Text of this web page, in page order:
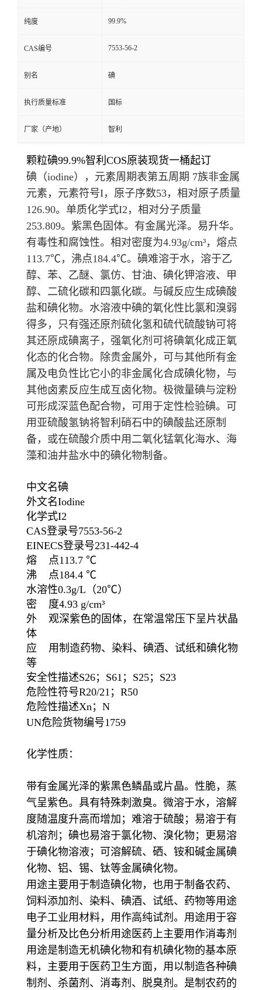
纯度 99.9%
CAS编号 7553-56-2
别名 碘
执行质量标准 国标
厂家（产地） 智利
颗粒碘99.9%智利COS原装现货一桶起订
碘（iodine）， 元素周期表第五周期 7族非金属
元素，元素符号I，原子序数53，相对原子质量
126.90。单质化学式I2 ，相对分子质量
253.809。紫黑色固体。有金属光泽。易升华。
有毒性和腐蚀性。相对密度为4.93g/cm³，熔点
113.7℃，沸点184.4℃。碘难溶于水，溶于乙
醇、苯、乙醚、氯仿、甘油、碘化钾溶液、甲
醇、二硫化碳和四氯化碳。与碱反应生成碘酸
盐和碘化物。水溶液中碘的氧化性比氯和溴弱
得多，只有强还原剂硫化氢和硫代硫酸钠可将
其还原成碘离子，强氧化剂可将碘氧化成正氧
化态的化合物。除贵金属外，可与其他所有金
属及电负性比它小的非金属化合成碘化物，与
其他卤素反应生成互卤化物。极微量碘与淀粉
可形成深蓝色配合物，可用于定性检验碘。可
用亚硫酸氢钠将智利硝石中的碘酸盐还原制
备，或在硫酸介质中用二氧化锰氧化海水、海
藻和油井盐水中的碘化物制备。
中文名碘
外文名Iodine
化学式I2
CAS登录号7553-56-2
EINECS登录号231-442-4
熔 点113.7 ℃
沸 点184.4 ℃
水溶性0.3g/L （20℃）
密 度4.93 g/cm³
外 观深紫色的固体，在常温常压下呈片状晶
体
应 用制造药物、染料、碘酒、试纸和碘化物
等
安全性描述S26；S61；S25；S23
危险性符号R20/21；R50
危险性描述Xn；N
UN危险货物编号1759
化学性质：
带有金属光泽的紫黑色鳞晶或片晶。性脆，蒸
气呈紫色。具有特殊刺激臭。微溶于水，溶解
度随温度升高而增加；难溶于硫酸；易溶于有
机溶剂；碘也易溶于氯化物、溴化物；更易溶
于碘化物溶液；可溶解硫、硒、铵和碱金属碘
化物、铝、锡、钛等金属碘化物。
用途主要用于制造碘化物，也用于制备农药、
饲料添加剂、染料、碘酒、试纸、药物等用途
电子工业用材料，用作高纯试剂。用途用于容
量分析及比色分析用途医药上主要用作消毒剂
用途是制造无机碘化物和有机碘化物的基本原
料，主要用于医药卫生方面，用以制造各种碘
制剂、杀菌剂、消毒剂、脱臭剂。是制农药的